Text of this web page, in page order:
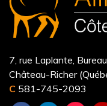
7, rue Laplante,
Château-Richer
C 581-745-2093